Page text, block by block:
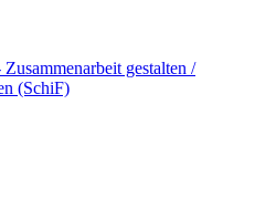
gestalten /
(SchiF)